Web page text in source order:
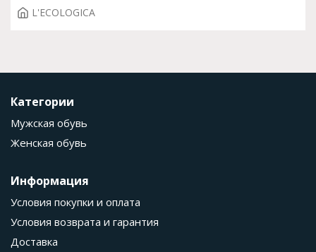
L'ECOLOGICA
Категории
Мужская обувь
Женская обувь
Информация
Условия покупки и оплата
Условия возврата и гарантия
Доставка